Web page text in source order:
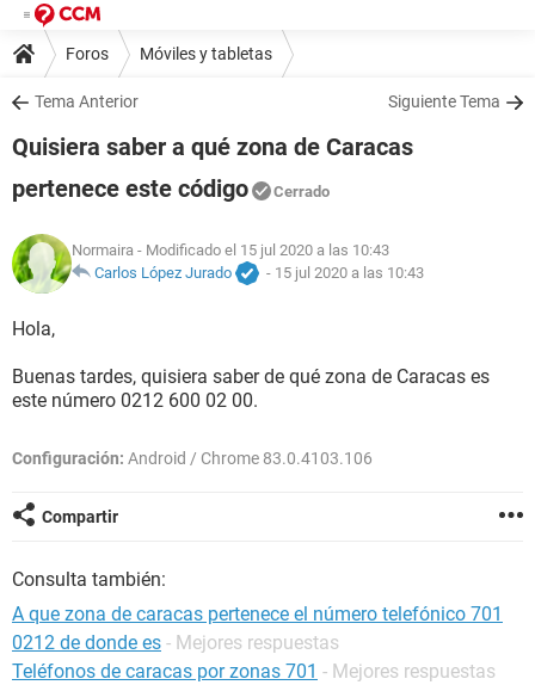
Foros Móviles y tabletas
Tema Anterior Siguiente Tema
Quisiera saber a qué zona de Caracas
pertenece este código
Cerrado
Normaira - Modificado el 15 jul 2020 a las 10:43
Carlos López Jurado
- 15 jul 2020 a las 10:43
Hola,
Buenas tardes, quisiera saber de qué zona de Caracas es
este número 0212 600 02 00.
Configuración: Android / Chrome 83.0.4103.106
Compartir
Consulta también:
A que zona de caracas pertenece el número telefónico 701
0212 de donde es - Mejores respuestas
Teléfonos de caracas por zonas 701 - Mejores respuestas